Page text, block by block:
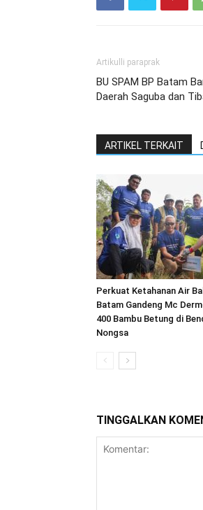
Artikulli paraprak
BU SPAM BP Batam
Daerah Saguba dan
ARTIKEL TERKAIT
Perkuat Ketahanan Air
Batam Gandeng Mc
400 Bambu Betung di
Nongsa
TINGGALKAN